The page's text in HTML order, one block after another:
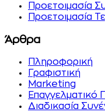
Προετοιμασία
Προετοιμασία
Άρθρα
Πληροφορική
Γραφιστική
Marketing
Επαγγελματικό
Διαδικασία